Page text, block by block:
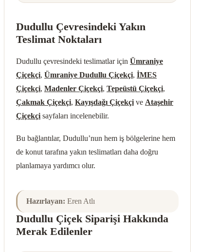
Dudullu Çevresindeki Yakın
Teslimat Noktaları
Dudullu çevresindeki teslimatlar için Ümraniye
Çiçekçi, Ümraniye Dudullu Çiçekçi, İMES
Çiçekçi, Madenler Çiçekçi, Tepeüstü Çiçekçi,
Çakmak Çiçekçi, Kayışdağı Çiçekçi ve Ataşehir
Çiçekçi sayfaları incelenebilir.
Bu bağlantılar, Dudullu’nun hem iş bölgelerine hem
de konut tarafına yakın teslimatları daha doğru
planlamaya yardımcı olur.
Hazırlayan: Eren Atlı
Dudullu Çiçek Siparişi Hakkında
Merak Edilenler